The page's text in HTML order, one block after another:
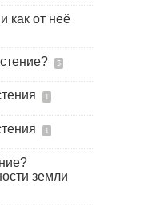
как от неё
3
1
1
земли